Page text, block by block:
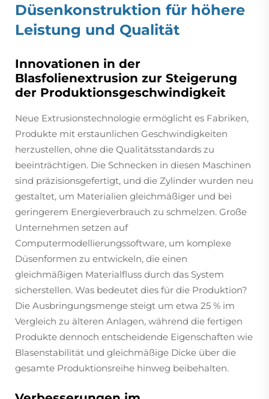
Düsenkonstruktion für höhere
Leistung und Qualität
Innovationen in der
Blasfolienextrusion zur Steigerung
der Produktionsgeschwindigkeit
Neue Extrusionstechnologie ermöglicht es Fabriken,
Produkte mit erstaunlichen Geschwindigkeiten
herzustellen, ohne die Qualitätsstandards zu
beeinträchtigen. Die Schnecken in diesen Maschinen
sind präzisionsgefertigt, und die Zylinder wurden neu
gestaltet, um Materialien gleichmäßiger und bei
geringerem Energieverbrauch zu schmelzen. Große
Unternehmen setzen auf
Computermodellierungssoftware, um komplexe
Düsenformen zu entwickeln, die einen
gleichmäßigen Materialfluss durch das System
sicherstellen. Was bedeutet dies für die Produktion?
Die Ausbringungsmenge steigt um etwa 25 % im
Vergleich zu älteren Anlagen, während die fertigen
Produkte dennoch entscheidende Eigenschaften wie
Blasenstabilität und gleichmäßige Dicke über die
gesamte Produktionsreihe hinweg beibehalten.